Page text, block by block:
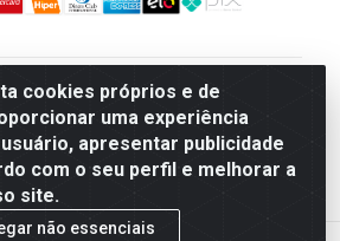
cookies próprios e de
uma experiência
apresentar publicidade
com o seu perfil e melhorar a
site.
não essenciais
F. Pereira Queiroz Comercio e
Quadra Qi 10 Lotes 39 e, 41 - Setor
Brasília/DF - CEP 72.135-100 -
13.184.675/0001-80